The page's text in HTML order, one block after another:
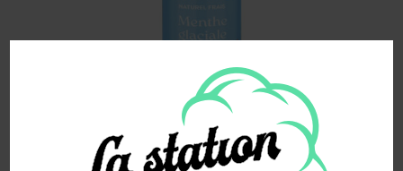
MENTHE GLACIALE – ARÔME VINCENT
(VDLV) 10ML